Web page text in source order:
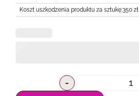
Koszt uszkodzenia produktu za sztukę:350 zł
-